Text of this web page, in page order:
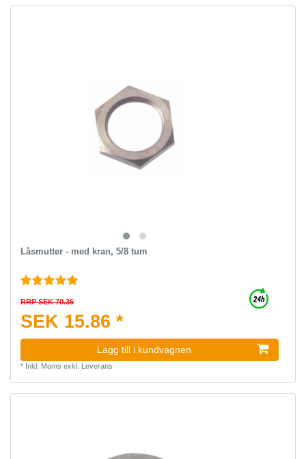
Låsmutter - med kran, 5/8 tum
RRP SEK 70.36
SEK 15.86 *
Lagg till i kundvagnen
* Inkl. Moms exkl. Leverans